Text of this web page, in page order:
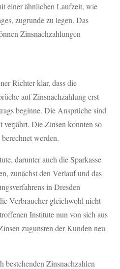
einer ähnlichen Laufzeit, wie
zugrunde zu legen. Das
Zinsnachzahlungen
Richter klar, dass die
auf Zinsnachzahlung erst
beginne. Die Ansprüche sind
verjährt. Die Zinsen konnten so
werden.
darunter auch die Sparkasse
zunächst den Verlauf und das
in Dresden
Verbraucher gleichwohl nicht
Institute nun von sich aus
zugunsten der Kunden neu
Zinsnachzahlen